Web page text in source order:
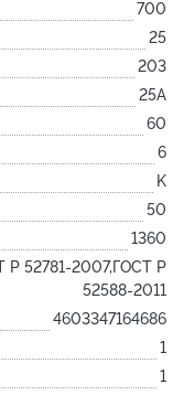
700
25
203
25А
60
6
K
50
1360
Р 52781-2007,ГОСТ Р
52588-2011
4603347164686
1
1